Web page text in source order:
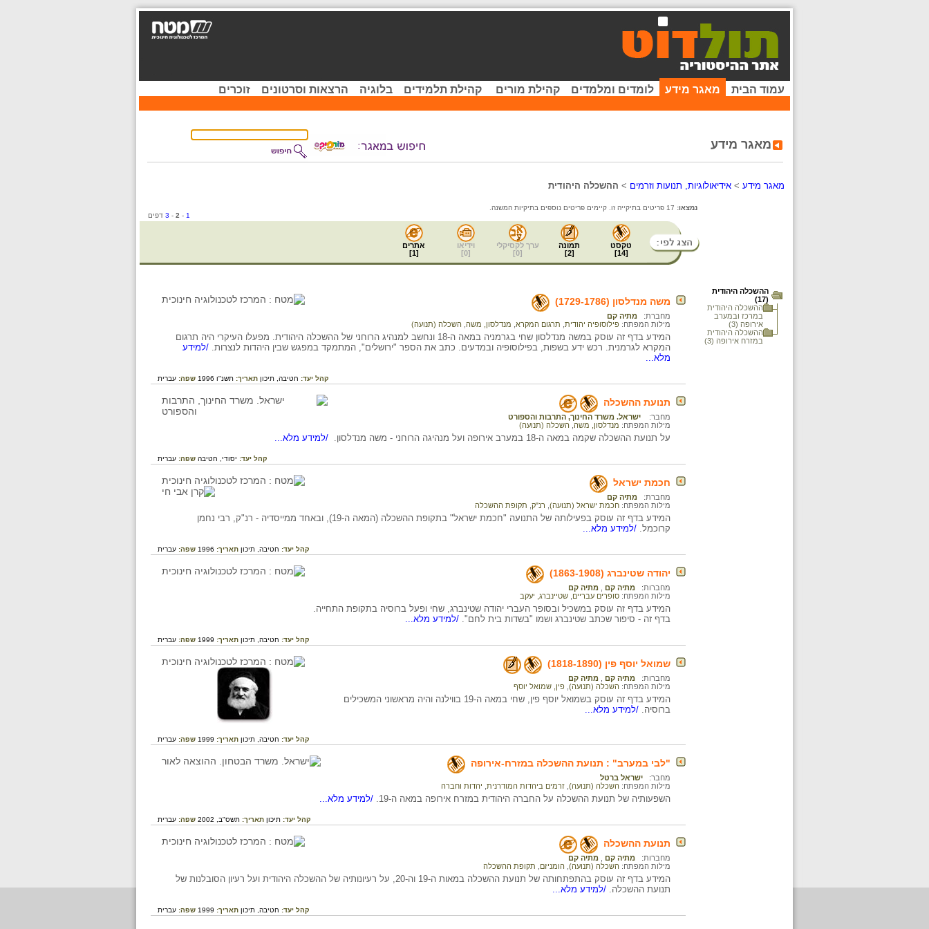
עמוד הבית מאגר מידע לומדים ומלמדים קהילת מורים קהילת תלמידים בלוגיה הרצאות וסרטונים זוכרים
מאגר מידע
מאגר מידע > אידיאולוגיות, תנועות וזרמים > ההשכלה היהודית
נמצאו:
1
-
2
-
3 דפים
טקסט
[
14
]
תמונה
[
2
]
ערך לקסיקלי
[
0
]
וידיאו
[
0
]
אתרים
[
1
]
ההשכלה היהודית
(17)
ההשכלה היהודית
במרכז ובמערב
אירופה (3)
ההשכלה היהודית
במזרח אירופה (3)
משה מנדלסון (1729-1786)
מחברת:
מתיה קם
מילות המפתח: פילוסופיה יהודית תרגום המקרא מנדלסון, משה השכלה (תנועה)
המידע בדף זה עוסק במשה מנדלסון שחי בגרמניה במאה ה-18 ונחשב למנהיג הרוחני של ההשכלה היהודית. מפעלו העיקרי היה תרגום
המקרא לגרמנית. רכש ידע בשפות, בפילוסופיה ובמדעים. כתב את הספר "ירושלים", המתמקד במפגש שבין היהדות לנצרות. /למידע
מלא...
קהל יעד: חטיבה, תיכון תאריך: תשנ"ו 1996 שפה: עברית
תנועת ההשכלה
מחבר:
ישראל. משרד החינוך, התרבות והספורט
מילות המפתח: מנדלסון, משה השכלה (תנועה)
על תנועת ההשכלה שקמה במאה ה-18 במערב אירופה ועל מנהיגה הרוחני - משה מנדלסון. /למידע מלא...
קהל יעד: יסודי, חטיבה שפה: עברית
חכמת ישראל
מחברת:
מתיה קם
מילות המפתח: חכמת ישראל (תנועה) רנ"ק תקופת ההשכלה
המידע בדף זה עוסק בפעילותה של התנועה "חכמת ישראל" בתקופת ההשכלה (המאה ה-19), ובאחד ממייסדיה - רנ"ק, רבי נחמן
קרוכמל. /למידע מלא...
קהל יעד: חטיבה, תיכון תאריך: 1996 שפה: עברית
יהודה שטינברג (1863-1908)
מחברות: מתיה קם
מתיה קם
מילות המפתח: סופרים עבריים שטיינברג, יעקב
המידע בדף זה עוסק במשכיל ובסופר העברי יהודה שטינברג, שחי ופעל ברוסיה בתקופת התחייה.
בדף זה - סיפור שכתב שטינברג ושמו "בשדות בית לחם". /למידע מלא...
קהל יעד: חטיבה, תיכון תאריך: 1999 שפה: עברית
שמואל יוסף פין (1818-1890)
מחברות: מתיה קם
מתיה קם
מילות המפתח: השכלה (תנועה) פין, שמואל יוסף
המידע בדף זה עוסק בשמואל יוסף פין, שחי במאה ה-19 בווילנה והיה מראשוני המשכילים
ברוסיה. /למידע מלא...
קהל יעד: חטיבה, תיכון תאריך: 1999 שפה: עברית
"לבי במערב" : תנועת ההשכלה במזרח-אירופה
מחבר:
ישראל ברטל
מילות המפתח: השכלה (תנועה) זרמים ביהדות המודרנית יהדות וחברה
השפעותיה של תנועת ההשכלה על החברה היהודית במזרח אירופה במאה ה-19. /למידע מלא...
קהל יעד: תיכון תאריך: תשס"ב, 2002 שפה: עברית
תנועת ההשכלה
מחברות: מתיה קם
מתיה קם
מילות המפתח: השכלה (תנועה) הומניזם תקופת ההשכלה
המידע בדף זה עוסק בהתפתחותה של תנועת ההשכלה במאות ה-19 וה-20, על רעיונותיה של ההשכלה היהודית ועל רעיון הסובלנות של
תנועת ההשכלה. /למידע מלא...
קהל יעד: חטיבה, תיכון תאריך: 1999 שפה: עברית